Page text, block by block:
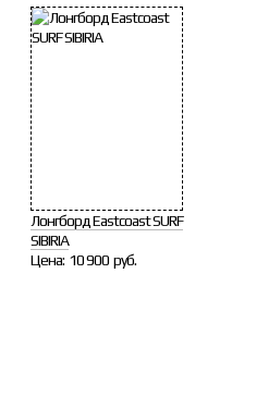
Лонгборд Eastcoast SURF
SIBIRIA
Цена: 10 900 руб.